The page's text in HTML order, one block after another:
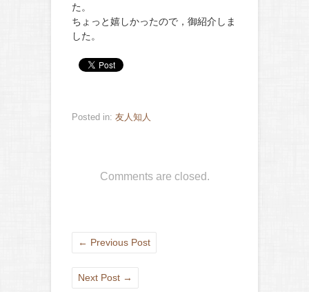
た。
ちょっと嬉しかったので，御紹介しま
した。
Posted in: 友人知人
Comments are closed.
← Previous Post
Next Post →